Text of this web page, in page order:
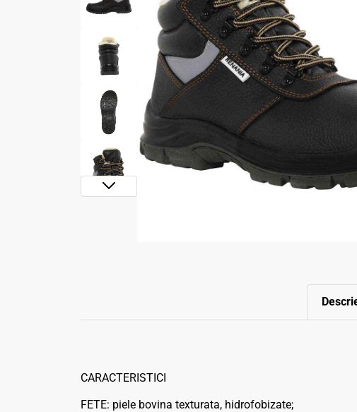
CARACTERISTICI
FETE: piele bovina texturata, hidrofobizate;